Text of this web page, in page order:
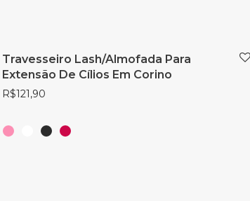
Travesseiro Lash/Almofada Para
Extensão De Cílios Em Corino
R$121,90